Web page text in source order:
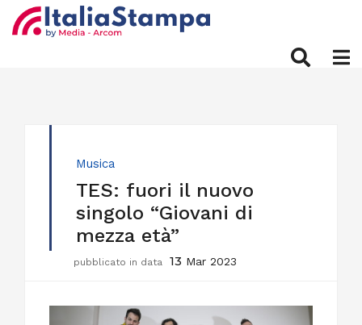
Musica
TES: fuori il nuovo
singolo “Giovani di
mezza età”
pubblicato in data 13 Mar 2023